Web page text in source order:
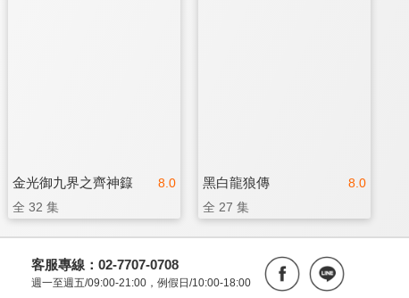
8.0
金光御九界之齊神籙
全 32 集
8.0
黑白龍狼傳
全 27 集
客服專線：02-7707-0708
週一至週五/09:00-21:00，例假日/10:00-18:00